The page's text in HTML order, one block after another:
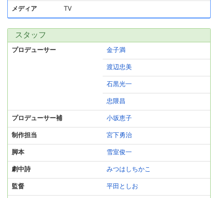
メディア TV
スタッフ
プロデューサー 金子満
渡辺忠美
石黒光一
忠隈昌
プロデューサー補 小坂恵子
制作担当 宮下勇治
脚本 雪室俊一
劇中詩 みつはしちかこ
監督 平田としお